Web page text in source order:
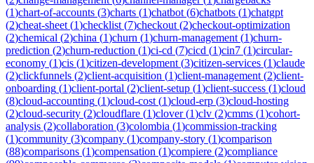
(1)chart-of-accounts (3)charts (1)chatbot (6)chatbots (1)chatgpt
(2)cheat-sheet (1)checklist (7)checkout (2)checkout-optimization
(2)chemical (2)china (1)churn (1)churn-management (1)churn-
prediction (2)churn-reduction (1)ci-cd (7)cicd (1)cin7 (1)circular-
economy (1)cis (1)citizen-development (3)citizen-services (1)claude
(2)clickfunnels (2)client-acquisition (1)client-management (2)client-
onboarding (1)client-portal (2)client-setup (1)client-success (1)cloud
(8)cloud-accounting (1)cloud-cost (1)cloud-erp (3)cloud-hosting
(2)cloud-security (2)cloudflare (1)clover(1)clv (2)cmms (1)cohort-
analysis (2)collaboration (3)colombia (1)commission-tracking
(1)community (3)company (1)company-story (1)comparison
(88)comparisons (1)compensation (1)compiere (2)compliance